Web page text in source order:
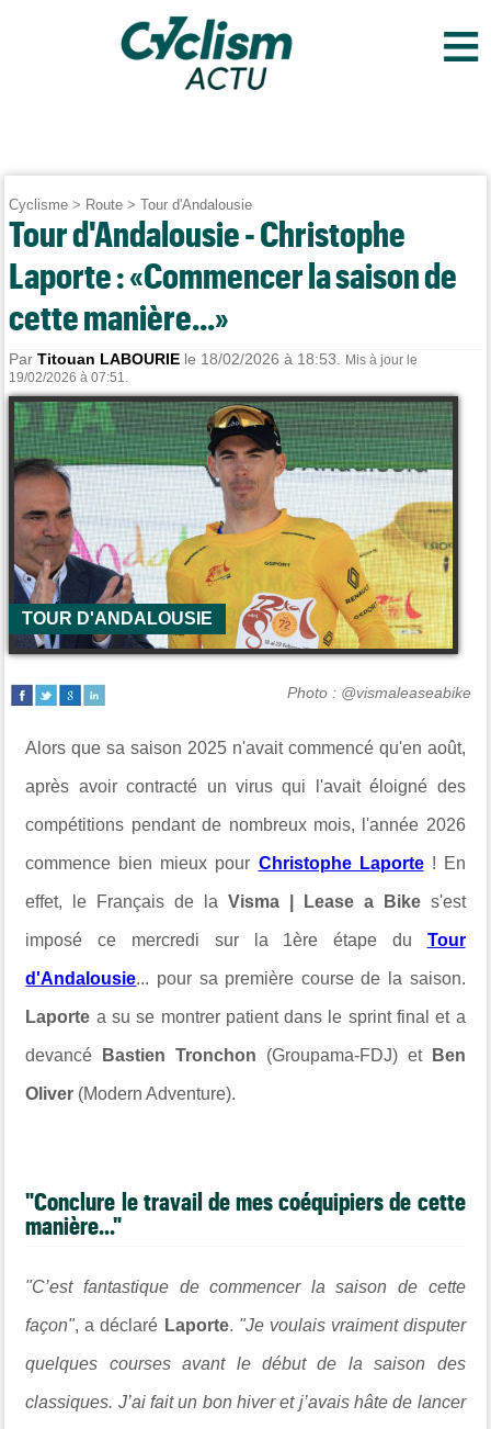
≡
Cyclisme > Route >Tour d'Andalousie
Tour d'Andalousie - Christophe
Laporte : «Commencer la saison de
cette manière...»
ParTitouan LABOURIE le 18/02/2026 à 18:53.
Mis à jour le
19/02/2026 à 07:51.
TOUR D'ANDALOUSIE
Photo : @vismaleaseabike
Alors que sa saison 2025 n'avait commencé qu'en août,
après avoir contracté un virus qui l'avait éloigné des
compétitions pendant de nombreux mois, l'année 2026
commence bien mieux pour Christophe Laporte! En
effet, le Français de la Visma | Lease a Bike s'est
imposé ce mercredi sur la 1ère étape du Tour
d'Andalousie... pour sa première course de la saison.
Laporte a su se montrer patient dans le sprint final et a
devancé Bastien Tronchon (Groupama-FDJ) etBen
Oliver (Modern Adventure).
"Conclure le travail de mes coéquipiers de cette
manière..."
"C’est fantastique de commencer la saison de cette
façon", a déclaré Laporte. "Je voulais vraiment disputer
quelques courses avant le début de la saison des
classiques. J’ai fait un bon hiver et j’avais hâte de lancer